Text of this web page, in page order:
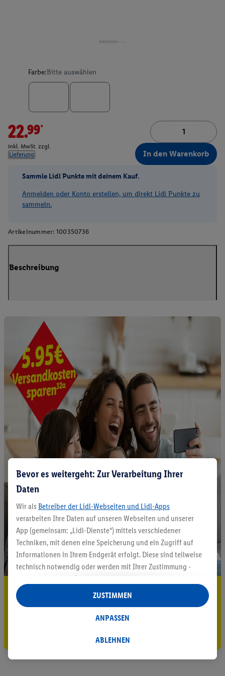
Farbe:Bitte auswählen
22.99*
inkl. MwSt. zzgl.
Lieferung
In den Warenkorb
Sammle Lidl Punkte mit deinem Kauf.
Anmelden oder Konto erstellen, um direkt Lidl Punkte zu
sammeln.
Artikelnummer: 100350736
Beschreibung
5.95 € Versand sparen³²ᵃ
Jetzt zum Newsletter anmelden
Bevor es weitergeht: Zur Verarbeitung Ihrer
Daten
Wir als Betreiber der Lidl-Webseiten und Lidl-Apps
verarbeiten Ihre Daten auf unseren Webseiten und unserer
App (gemeinsam: „Lidl-Dienste“) mittels verschiedener
Techniken, mit denen eine Speicherung und ein Zugriff auf
Informationen in Ihrem Endgerät erfolgt. Diese sind teilweise
technisch notwendig oder werden mit Ihrer Zustimmung -
auch durch Partner (u.a.
Verantwortliche; im Zusammenhang mit dem IAB TCF
insgesamt
Statistik-Erstellung oder für personalisierte Werbung
Datenverarbeitungen für personalisierte Werbung werden
ABLEHNEN
ANPASSEN
ZUSTIMMEN